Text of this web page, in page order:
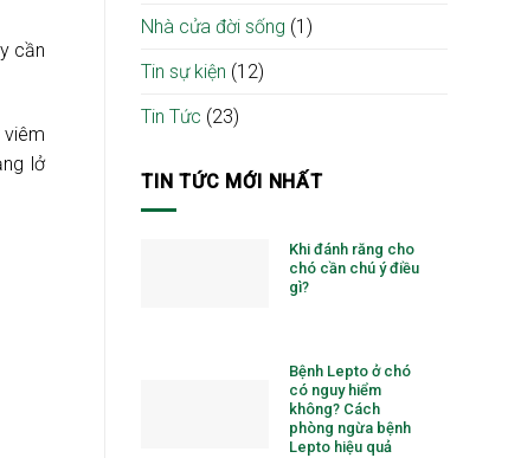
cần
viêm
lở
Nhà cửa đời sống (1)
Tin sự kiện (12)
Tin Tức (23)
TIN TỨC MỚI NHẤT
Khi đánh răng cho
chó cần chú ý điều
gì?
Bệnh Lepto ở chó
có nguy hiểm
không? Cách
phòng ngừa bệnh
Lepto hiệu quả